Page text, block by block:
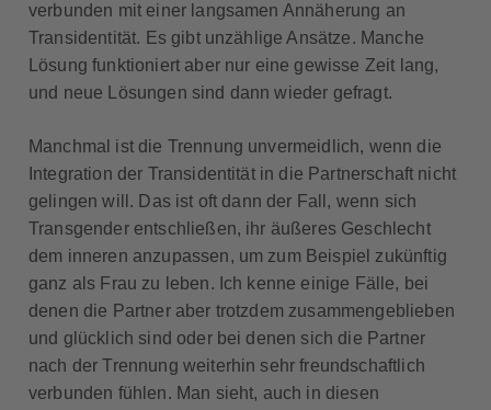
verbunden mit einer langsamen Annäherung an
Transidentität. Es gibt unzählige Ansätze. Manche
Lösung funktioniert aber nur eine gewisse Zeit lang,
und neue Lösungen sind dann wieder gefragt.
Manchmal ist die Trennung unvermeidlich, wenn die
Integration der Transidentität in die Partnerschaft nicht
gelingen will. Das ist oft dann der Fall, wenn sich
Transgender entschließen, ihr äußeres Geschlecht
dem inneren anzupassen, um zum Beispiel zukünftig
ganz als Frau zu leben. Ich kenne einige Fälle, bei
denen die Partner aber trotzdem zusammengeblieben
und glücklich sind oder bei denen sich die Partner
nach der Trennung weiterhin sehr freundschaftlich
verbunden fühlen. Man sieht, auch in diesen